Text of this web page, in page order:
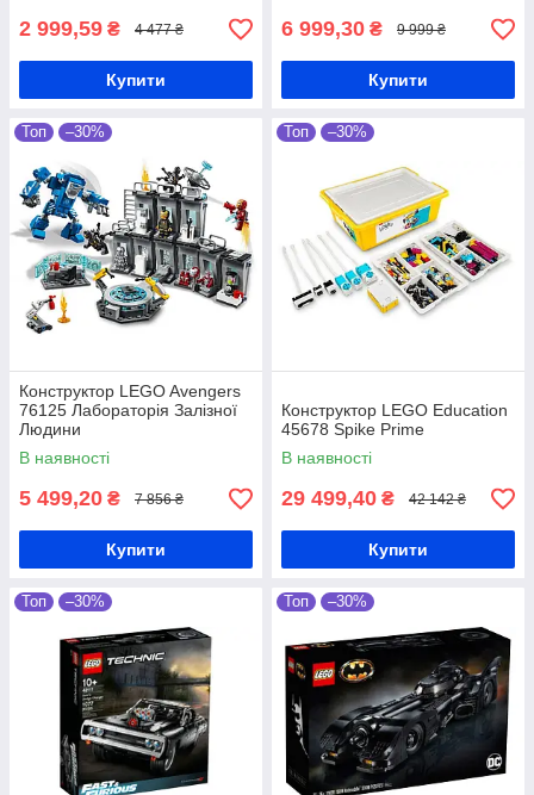
2 999,59 ₴ 4 477 ₴
Купити
6 999,30 ₴ 9 999 ₴
Купити
Топ –30%
Конструктор LEGO Avengers
76125 Лабораторія Залізної
Людини
В наявності
5 499,20 ₴ 7 856 ₴
Купити
Топ –30%
Конструктор LEGO Education
45678 Spike Prime
В наявності
29 499,40 ₴ 42 142 ₴
Купити
Топ –30% Топ –30%